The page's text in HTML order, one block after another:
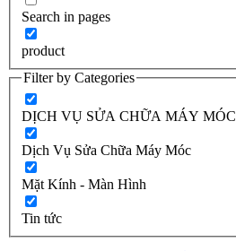
Search in pages
product
Filter by Categories
DỊCH VỤ SỬA CHỮA MÁY MÓC
Dịch Vụ Sửa Chữa Máy Móc
Mặt Kính - Màn Hình
Tin tức